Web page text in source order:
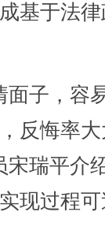
基于法
子，容
反悔率
宋瑞平介
现过程